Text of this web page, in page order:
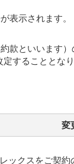
表示されます。
款といいます
することとな
変
ックスをご契